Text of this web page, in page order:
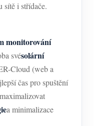
i střídače.
monitorování
svésolární
Cloud (web a
čas pro spuštění
a minimalizace